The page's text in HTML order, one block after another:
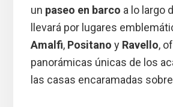
un paseo en barco a lo largo
llevará por lugares
Amalfi, Positano y Ravello,
panorámicas únicas de los
las casas encaramadas